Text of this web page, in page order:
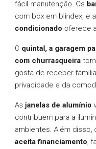
fácil manutenção. Os
com box em blindex, e a
condicionado oferece
O quintal, a garagem
com churrasqueira
gosta de receber
privacidade e da
As janelas de alumínio
contribuem para a
ambientes. Além disso,
aceita financiamento,